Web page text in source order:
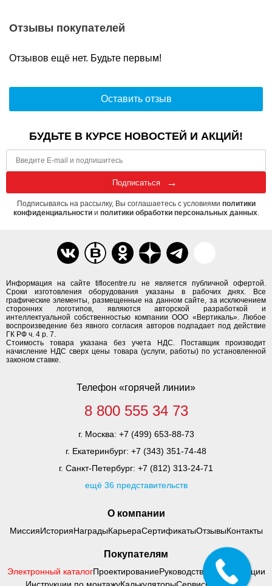
Отзывы покупателей
Отзывов ещё нет. Будьте первым!
Оставить отзыв
О компании
МиссияИсторияНаградыКарьераСертификатыОтзывыКонтакты
Информация на сайте tiflocentre.ru не является публичной офертой.
Сроки изготовления оборудования указаны в рабочих днях. Все
графические элементы, размещенные на данном сайте, за исключением
сторонних логотипов, являются авторской разработкой и
интеллектуальной собственностью компании ООО «Вертикаль». Любое
воспроизведение без явного согласия авторов подпадает под действие
ГК РФ ч. 4 р. 7.
Стоимость товара указана без учета НДС. Поставщик производит
начисление НДС сверх цены товара (услуги, работы) по установленной
законом ставке.
Покупателям
Электронный каталогПроектированиеРуководства по адаптации
Телефон «горячей линии»
8 800 555 34 73
г. Москва: +7 (499) 653-88-73
г. Екатеринбург: +7 (343) 351-74-48
г. Санкт-Петербург: +7 (812) 313-24-71
ещё 36 представительств
БУДЬТЕ В КУРСЕ НОВОСТЕЙ И АКЦИЙ!
Подписаться
Подписываясь на рассылку, Вы соглашаетесь с условиями политики
конфиденциальностии политики обработки персональных данных.